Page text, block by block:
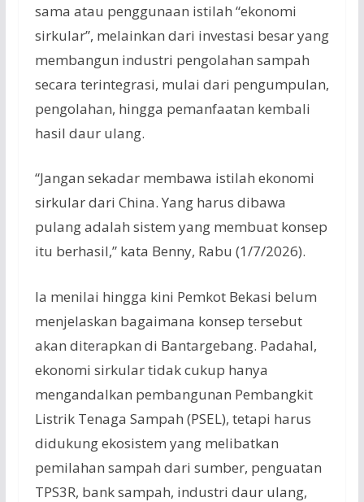
sama atau penggunaan istilah “ekonomi
sirkular”, melainkan dari investasi besar yang
membangun industri pengolahan sampah
secara terintegrasi, mulai dari pengumpulan,
pengolahan, hingga pemanfaatan kembali
hasil daur ulang.
“Jangan sekadar membawa istilah ekonomi
sirkular dari China. Yang harus dibawa
pulang adalah sistem yang membuat konsep
itu berhasil,” kata Benny, Rabu (1/7/2026).
Ia menilai hingga kini Pemkot Bekasi belum
menjelaskan bagaimana konsep tersebut
akan diterapkan di Bantargebang. Padahal,
ekonomi sirkular tidak cukup hanya
mengandalkan pembangunan Pembangkit
Listrik Tenaga Sampah (PSEL), tetapi harus
didukung ekosistem yang melibatkan
pemilahan sampah dari sumber, penguatan
TPS3R, bank sampah, industri daur ulang,